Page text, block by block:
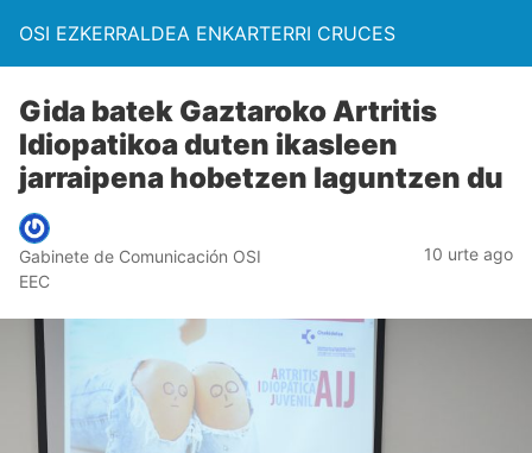
OSI EZKERRALDEA ENKARTERRI CRUCES
Gida batek Gaztaroko Artritis
Idiopatikoa duten ikasleen
jarraipena hobetzen laguntzen du
Gabinete de Comunicación OSI
EEC
10 urte ago